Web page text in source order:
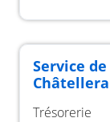
Service
Trésorerie